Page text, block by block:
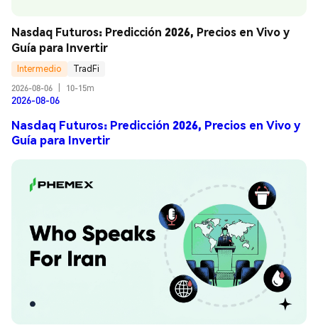
Nasdaq Futuros: Predicción 2026, Precios en Vivo y
Guía para Invertir
Intermedio
TradFi
2026-08-06
10-15m
2026-08-06
Nasdaq Futuros: Predicción 2026, Precios en Vivo y
Guía para Invertir